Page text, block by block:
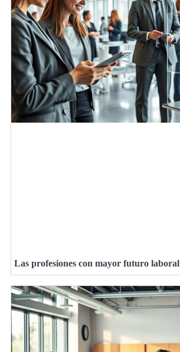
Las profesiones con mayor futuro laboral